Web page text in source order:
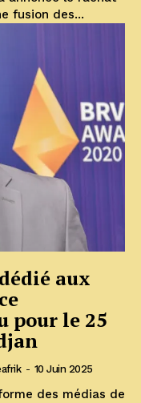
fusion des...
aux
pour le 25
- 10 Juin 2025
des médias de